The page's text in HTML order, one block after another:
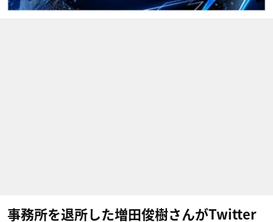
事務所を退所した増田俊樹さんがTwitter